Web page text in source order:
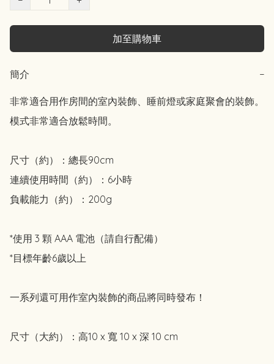
加至購物車
簡介 −
非常適合用作房間的室內裝飾、睡前燈或家庭聚會的裝飾。
模式非常適合放鬆時間。
尺寸（約）：總長90cm
連續使用時間（約）：6小時
負載能力（約）：200g
*使用 3 顆 AAA 電池（請自行配備）
*目標年齡6歲以上
一系列還可用作室內裝飾的商品將同時發布！
尺寸（大約）：高10 x 寬 10 x 深 10 cm